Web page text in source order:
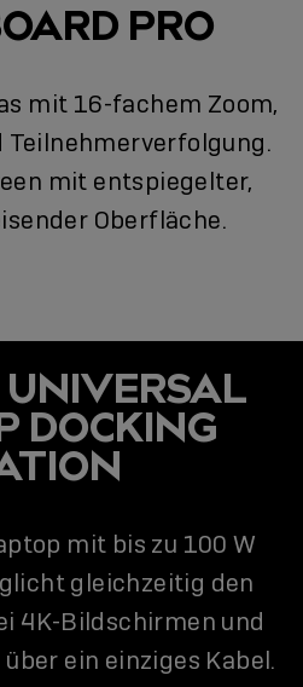
PRO
mit 16-fachem Zoom,
mit entspiegelter,
Oberfläche.
UNIVERSAL
DOCKING
mit bis zu 100 W
gleichzeitig den
4K-Bildschirmen und
ein einziges Kabel.